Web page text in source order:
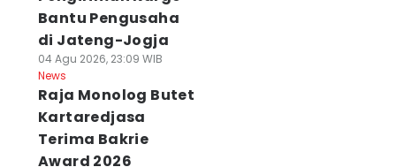
Matcha
Eksplorasi
Agu 2026, 15:54 WIB
Medsos, Sardjito
Hentikan Praktik
Dokter PPDS
06 Agu 2026, 14:14 WIB
Bantu Pengusaha
di Jateng-Jogja
04 Agu 2026, 23:09 WIB
News
Raja Monolog Butet
Kartaredjasa
Terima Bakrie
Award 2026